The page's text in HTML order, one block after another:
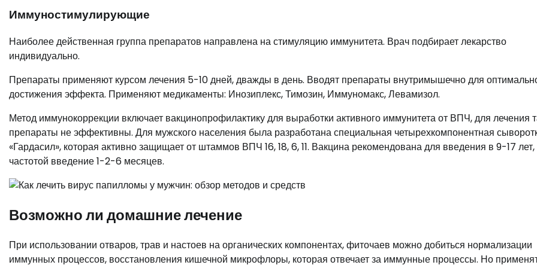
Иммуностимулирующие
Наиболее действенная группа препаратов направлена на стимуляцию иммунитета. Врач подбирает лекарство
индивидуально.
Препараты применяют курсом лечения 5-10 дней, дважды в день. Вводят препараты внутримышечно для
достижения эффекта. Применяют медикаменты: Инозиплекс, Тимозин, Иммуномакс, Левамизол.
Метод иммунокоррекции включает вакцинопрофилактику для выработки активного иммунитета от ВПЧ, для лечения
препараты не эффективны. Для мужского населения была разработана специальная четырехкомпонентная
«Гардасил», которая активно защищает от штаммов ВПЧ 16, 18, 6, 11. Вакцина рекомендована для введения в 9-17 лет,
частотой введение 1-2-6 месяцев.
Возможно ли домашние лечение
При использовании отваров, трав и настоев на органических компонентах, фиточаев можно добиться нормализации
иммунных процессов, восстановления кишечной микрофлоры, которая отвечает за иммунные процессы. Но